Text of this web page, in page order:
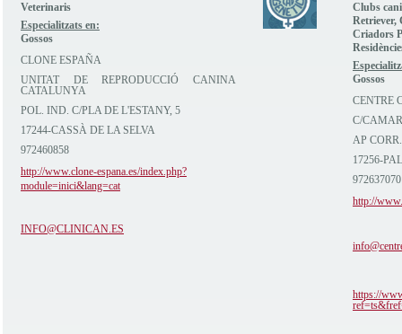
Veterinaris
Especialitzats en:
Gossos
CLONE ESPAÑA
UNITAT DE REPRODUCCIÓ CANINA
CATALUNYA
POL. IND. C/PLA DE L'ESTANY, 5
17244-CASSÀ DE LA SELVA
972460858
http://www.clone-espana.es/index.php?
module=inici&lang=cat
INFO@CLINICAN.ES
Clubs
Retriever,
Criadors
Gossos
CENTRE
C/
AP
17256-
972637070
http://
https://